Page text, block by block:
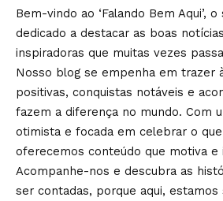
Bem-vindo ao ‘Falando Bem Aqui’,
dedicado a destacar as boas
inspiradoras que muitas vezes
Nosso blog se empenha em trazer
positivas, conquistas notáveis e
fazem a diferença no mundo. Com
otimista e focada em celebrar o
oferecemos conteúdo que motiva e
Acompanhe-nos e descubra as
ser contadas, porque aqui, estamos